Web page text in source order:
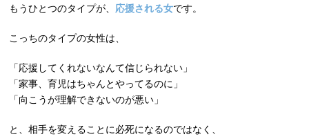
もうひとつのタイプが、 応援される女です。
こっちのタイプの女性は、
「応援してくれないなんて信じられない」
「家事、育児はちゃんとやってるのに」
「向こうが理解できないのが悪い」
と、相手を変えることに必死になるのではなく、